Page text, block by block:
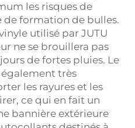
les risques de
formation de bulles.
utilisé par JUTU
ne se brouillera pas
de fortes pluies. Le
très
les rayures et les
ce qui en fait un
bannière extérieure